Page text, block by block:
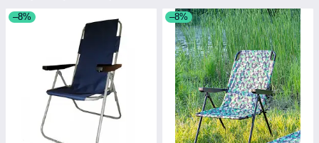
–8% –8%